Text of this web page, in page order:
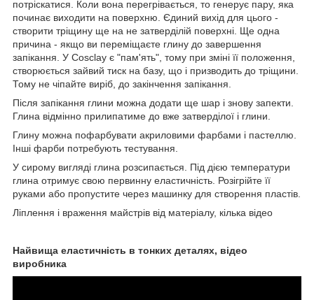
потріскатися. Коли вона перегрівається, то генерує пару, яка
починає виходити на поверхню. Єдиний вихід для цього -
створити тріщину ще на не затверділій поверхні. Ще одна
причина - якщо ви переміщаєте глину до завершення
запікання. У Cosclay є "пам'ять", тому при зміні її положення,
створюється зайвий тиск на базу, що і призводить до тріщини.
Тому не чіпайте виріб, до закінчення запікання.
Після запікання глини можна додати ще шар і знову запекти.
Глина відмінно прилипатиме до вже затверділої і глини.
Глину можна пофарбувати акриловими фарбами і пастеллю.
Інші фарби потребують тестування.
У сирому вигляді глина розсипається. Під дією температури
глина отримує свою первинну еластичність. Розігрійте її
руками або пропустите через машинку для створення пластів.
Ліплення і враження майстрів від матеріалу, кілька відео
Найвища еластичність в тонких деталях, відео
виробника